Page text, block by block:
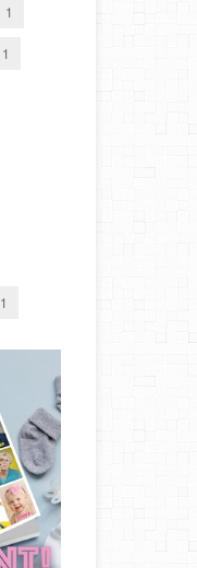
1
1
1